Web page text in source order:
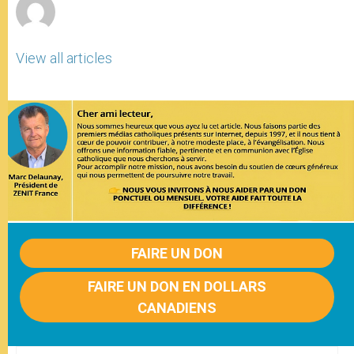
View all articles
FAIRE UN DON
FAIRE UN DON EN DOLLARS
CANADIENS